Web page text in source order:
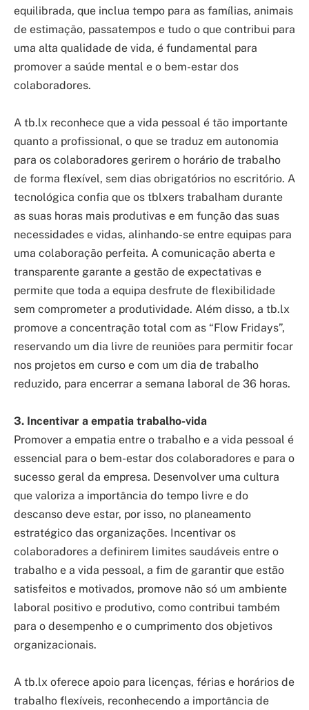
equilibrada, que inclua tempo para as famílias, animais
de estimação, passatempos e tudo o que contribui para
uma alta qualidade de vida, é fundamental para
promover a saúde mental e o bem-estar dos
colaboradores.
A tb.lx reconhece que a vida pessoal é tão importante
quanto a profissional, o que se traduz em autonomia
para os colaboradores gerirem o horário de trabalho
de forma flexível, sem dias obrigatórios no escritório. A
tecnológica confia que os tblxers trabalham durante
as suas horas mais produtivas e em função das suas
necessidades e vidas, alinhando-se entre equipas para
uma colaboração perfeita. A comunicação aberta e
transparente garante a gestão de expectativas e
permite que toda a equipa desfrute de flexibilidade
sem comprometer a produtividade. Além disso, a tb.lx
promove a concentração total com as “Flow Fridays”,
reservando um dia livre de reuniões para permitir focar
nos projetos em curso e com um dia de trabalho
reduzido, para encerrar a semana laboral de 36 horas.
3. Incentivar a empatia trabalho-vida
Promover a empatia entre o trabalho e a vida pessoal é
essencial para o bem-estar dos colaboradores e para o
sucesso geral da empresa. Desenvolver uma cultura
que valoriza a importância do tempo livre e do
descanso deve estar, por isso, no planeamento
estratégico das organizações. Incentivar os
colaboradores a definirem limites saudáveis entre o
trabalho e a vida pessoal, a fim de garantir que estão
satisfeitos e motivados, promove não só um ambiente
laboral positivo e produtivo, como contribui também
para o desempenho e o cumprimento dos objetivos
organizacionais.
A tb.lx oferece apoio para licenças, férias e horários de
trabalho flexíveis, reconhecendo a importância de